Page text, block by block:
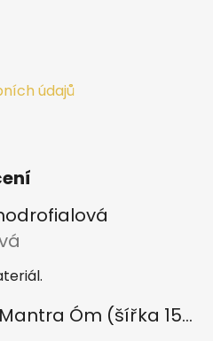
údajů
5 hvězdiček.
Měděný náramek Mantra Óm (šířka 15 mm)